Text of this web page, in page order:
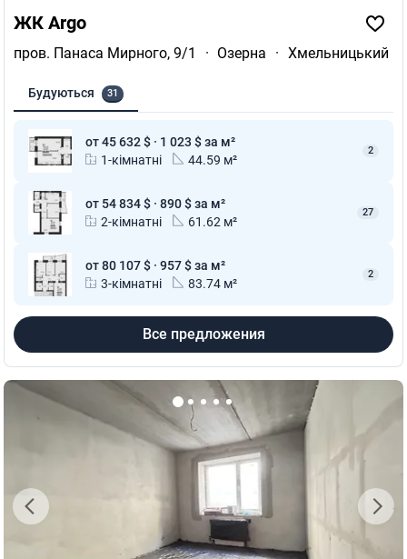
ЖК Argo
пров. Панаса Мирного, 9/1 · Озерна · Хмельницький
Будуються 31
от 45 632 $ · 1 023 $ за м²
1-кімнатні
44.59 м²
2
от 54 834 $ · 890 $ за м²
2-кімнатні
61.62 м²
27
от 80 107 $ · 957 $ за м²
3-кімнатні
83.74 м²
2
Все предложения